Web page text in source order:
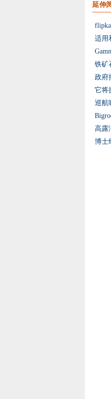
延伸
适用
铁矿
政府
它将
巡航
高露
博士